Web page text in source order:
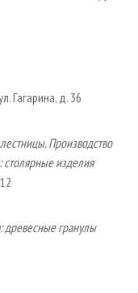
Гагарина, д. 36
Производство
столярные изделия
древесные гранулы